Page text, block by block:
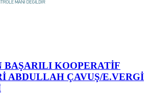
BAŞARILI KOOPERATİF
ABDULLAH ÇAVUŞ/E.VERGİ